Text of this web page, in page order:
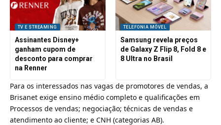
TV E STREAMING
Assinantes Disney+
ganham cupom de
desconto para comprar
na Renner
TELEFONIA MÓVEL
Samsung revela preços
de Galaxy Z Flip 8, Fold 8 e
8 Ultra no Brasil
Para os interessados nas vagas de promotores de vendas, a
Brisanet exige ensino médio completo e qualificações em
Processos de vendas; negociação; técnicas de vendas e
atendimento ao cliente; e CNH (categorias AB).